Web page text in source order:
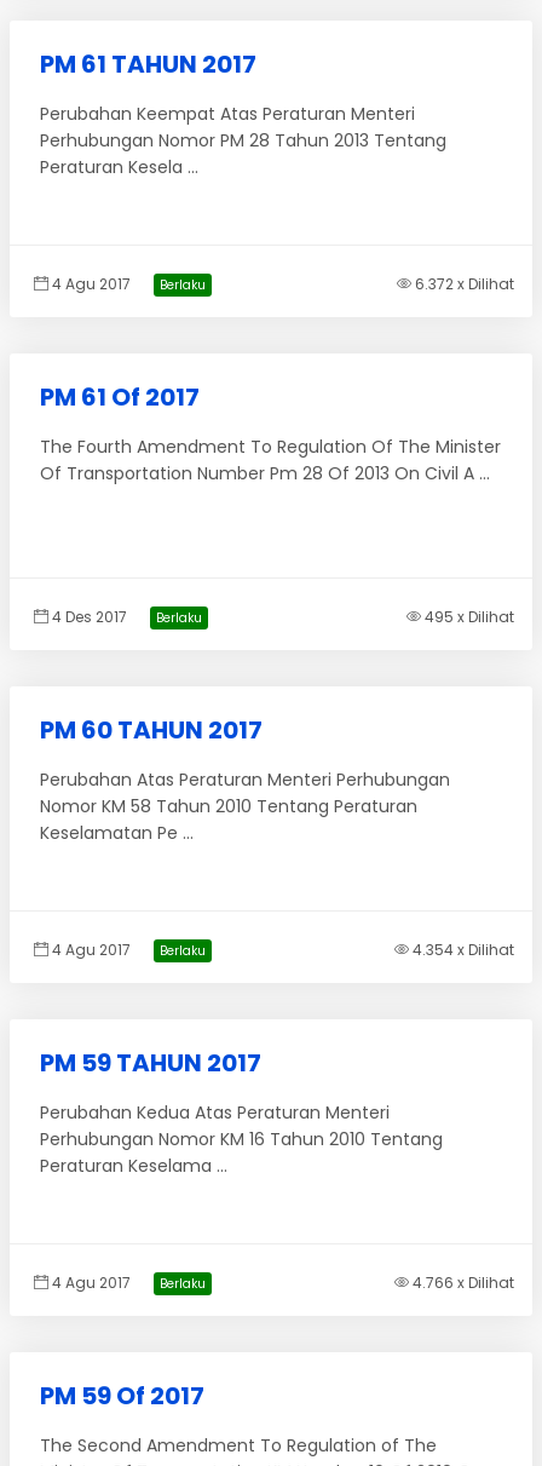
PM 61 TAHUN 2017
Perubahan Keempat Atas Peraturan Menteri
Perhubungan Nomor PM 28 Tahun 2013 Tentang
Peraturan Kesela ...
4 Agu 2017 Berlaku 6.372 x Dilihat
PM 61 Of 2017
The Fourth Amendment To Regulation Of The Minister
Of Transportation Number Pm 28 Of 2013 On Civil A ...
4 Des 2017 Berlaku 495 x Dilihat
PM 60 TAHUN 2017
Perubahan Atas Peraturan Menteri Perhubungan
Nomor KM 58 Tahun 2010 Tentang Peraturan
Keselamatan Pe ...
4 Agu 2017 Berlaku 4.354 x Dilihat
PM 59 TAHUN 2017
Perubahan Kedua Atas Peraturan Menteri
Perhubungan Nomor KM 16 Tahun 2010 Tentang
Peraturan Keselama ...
4 Agu 2017 Berlaku 4.766 x Dilihat
PM 59 Of 2017
The Second Amendment To Regulation of The